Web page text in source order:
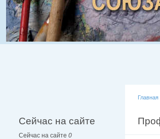
Сейчас на сайте
Сейчас на сайте 0
Главная